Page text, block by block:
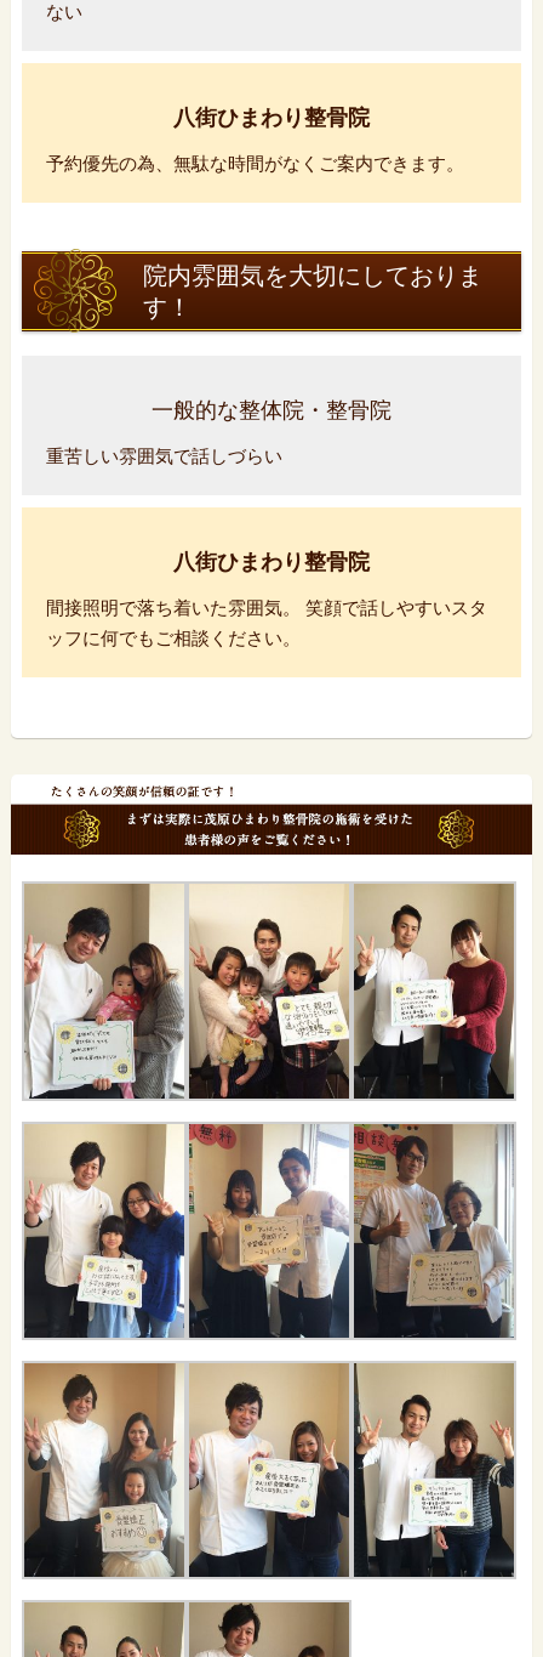
ない
八街ひまわり整骨院
予約優先の為、無駄な時間がなくご案内できます。
院内雰囲気を大切にしておりま
す！
一般的な整体院・整骨院
重苦しい雰囲気で話しづらい
八街ひまわり整骨院
間接照明で落ち着いた雰囲気。 笑顔で話しやすいスタ
ッフに何でもご相談ください。